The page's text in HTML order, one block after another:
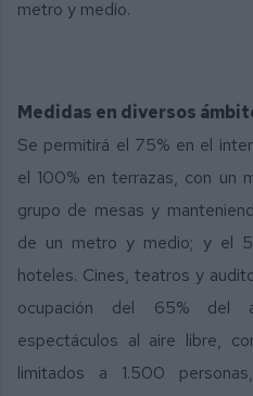
metro y medio.
Medidas en diversos
Se permitirá el 75% en el
el 100% en terrazas, con un
grupo de mesas y
de un metro y medio; y el
hoteles. Cines, teatros y
ocupación del 65% del
espectáculos al aire libre,
limitados a 1.500